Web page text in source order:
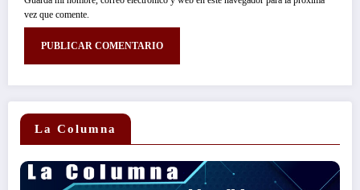
vez que comente.
La Columna